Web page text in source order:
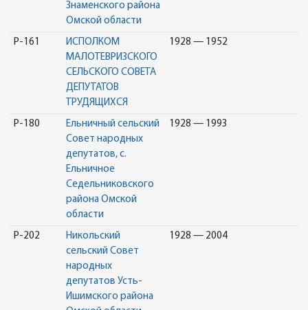
Знаменского района
Омской области
Р-161
ИСПОЛКОМ
МАЛОТЕВРИЗСКОГО
СЕЛЬСКОГО СОВЕТА
ДЕПУТАТОВ
ТРУДЯЩИХСЯ
1928 — 1952
Р-180
Ельничный сельский
Совет народных
депутатов, с.
Ельничное
Седельниковского
района Омской
области
1928 — 1993
Р-202
Никольский
сельский Совет
народных
депутатов Усть-
Ишимского района
1928 — 2004